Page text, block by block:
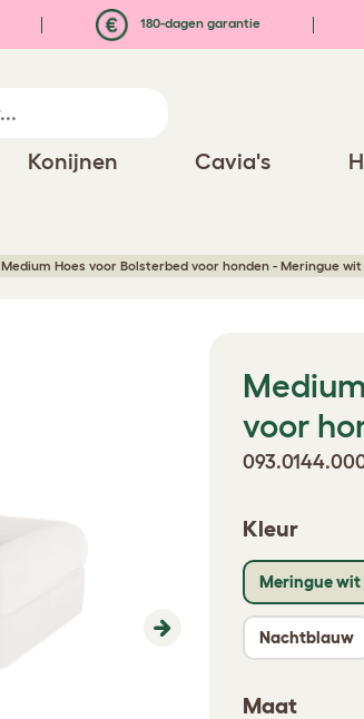
180-dagen garantie
Konijnen Cavia's
Medium Hoes voor Bolsterbed voor honden - Meringue wit
Next
voor
Kleur
Meringue wit
Nachtblauw
Maat